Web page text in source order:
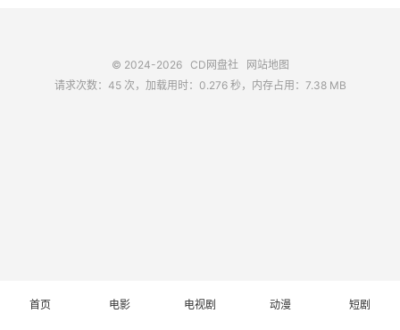
© 2024-2026 CD网盘社
网站地图
请求次数：45 次，加载用时：0.276 秒，内存占用：7.38 MB
首页 电影 电视剧 动漫 短剧